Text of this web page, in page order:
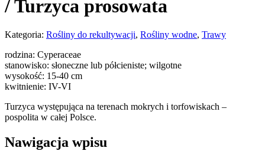
/Turzyca prosowata
Kategoria: Rośliny do rekultywacji, Rośliny wodne, Trawy
rodzina: Cyperaceae
stanowisko: słoneczne lub półcieniste; wilgotne
wysokość: 15-40 cm
kwitnienie: IV-VI
Turzyca występująca na terenach mokrych i torfowiskach –
pospolita w całej Polsce.
Nawigacja wpisu